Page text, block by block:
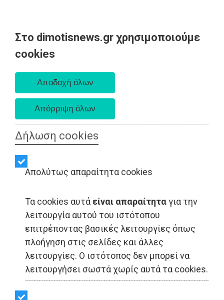
Στο dimotisnews.gr χρησιμοποιούμε
cookies
Δήλωση cookies
Απολύτως απαραίτητα cookies
Τα cookies αυτά είναι απαραίτηταγια την
λειτουργία αυτού του ιστότοπου
επιτρέποντας βασικές λειτουργίες όπως
πλοήγηση στις σελίδες και άλλες
λειτουργίες. Ο ιστότοπος δεν μπορεί να
λειτουργήσει σωστά χωρίς αυτά τα cookies.
ΠΟΛΙΤΙΚΗ - Αττική
Aνακαίνιση της
Φοιτητικής Εστίας